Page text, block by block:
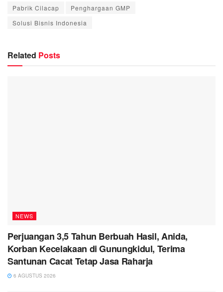
Pabrik Cilacap
Penghargaan GMP
Solusi Bisnis Indonesia
Related Posts
NEWS
Perjuangan 3,5 Tahun Berbuah Hasil, Anida,
Korban Kecelakaan di Gunungkidul, Terima
Santunan Cacat Tetap Jasa Raharja
6 AGUSTUS 2026